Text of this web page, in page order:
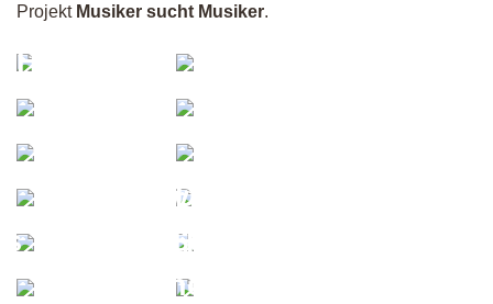
Projekt Musiker sucht Musiker.
Herbalifer
Carmen
Dizziphus
Klavierunterricht
im Schwabing
MünchenQuokka